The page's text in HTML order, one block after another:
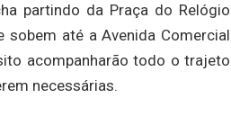
partindo da Praça do Relógio
sobem até a Avenida Comercial
acompanharão todo o trajeto
necessárias.